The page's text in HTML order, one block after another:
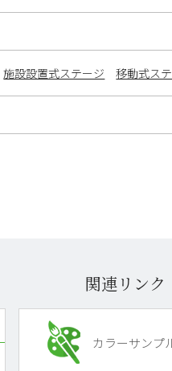
施設設置式ステージ 移動式ス
関連リンク
カラーサンプ